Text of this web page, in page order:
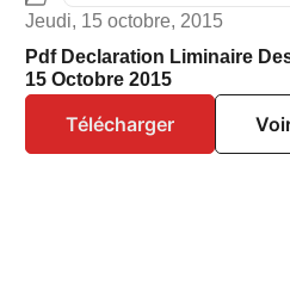
Jeudi, 15 octobre, 2015
Pdf Declaration Liminaire
15 Octobre 2015
Télécharger